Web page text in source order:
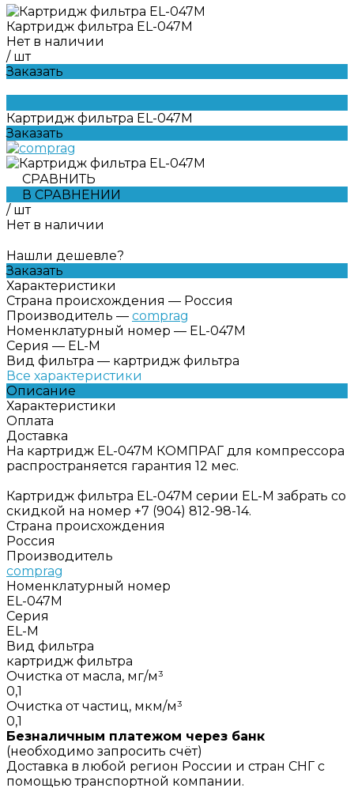
Картридж фильтра EL-047M
Нет в наличии
/ шт
Заказать
Картридж фильтра EL-047M
Заказать
СРАВНИТЬ
В СРАВНЕНИИ
/ шт
Нет в наличии
Нашли дешевле?
Заказать
Характеристики
Страна происхождения — Россия
Производитель — comprag
Номенклатурный номер — EL-047M
Серия — EL-M
Вид фильтра — картридж фильтра
Все характеристики
Описание
Характеристики
Оплата
Доставка
На картридж EL-047M КОМПРАГ для компрессора
распространяется гарантия 12 мес.
Картридж фильтра EL-047M серии EL-M забрать со
скидкой на номер +7 (904) 812-98-14.
Страна происхождения
Россия
Производитель
comprag
Номенклатурный номер
EL-047M
Серия
EL-M
Вид фильтра
картридж фильтра
Очистка от масла, мг/м³
0,1
Очистка от частиц, мкм/м³
0,1
Безналичным платежом через банк
(необходимо запросить счёт)
Доставка в любой регион России и стран СНГ с
помощью транспортной компании.